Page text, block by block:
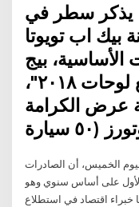
يذكر سطر في
٥٠ شاحنة بيك اب تويوتا
الأساسية، بيج
اللون، موديل ٢٠١٩ مع لوحات ٢٠١٨"،
عرض الكرامة
(٥٠ سيارة
اليوم الخميس، أن الصادرات
الأول على أساس سنوي وهو
عن زيادة 2.4 %، توقعها خبراء اقتصاد في استطلاع